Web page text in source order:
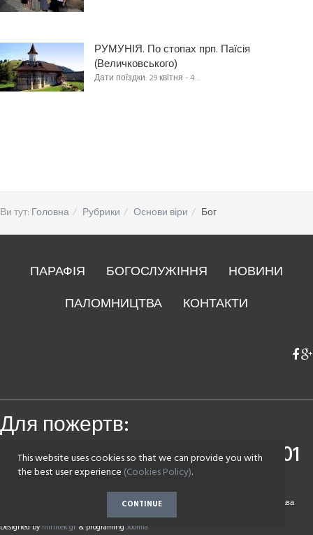
РУМУНІЯ. По стопах прп. Паїсія
(Величковського)
Дати поїздки: 29 квітня - 4…
Ви тут: Головна Рубрики Основи віри Бог
ПАРАФІЯ БОГОСЛУЖІННЯ
НОВИНИ
ПАЛОМНИЦТВА
КОНТАКТИ
Для пожертв:
Приватбанк4149 4393 0083 7501
Монобанк4441 1144 2142 7590
Copyright © 2017 Парафія на честь Воскресіння Христового села Зазим'є. Всі права
Designed by minitek.gr & programing Joomla
This website uses cookies so that we can provide you with
the best user experience (Cookies Policy).
CONTINUE